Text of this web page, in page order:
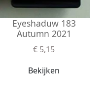
Eyeshaduw 183
Autumn 2021
€ 5,15
Bekijken